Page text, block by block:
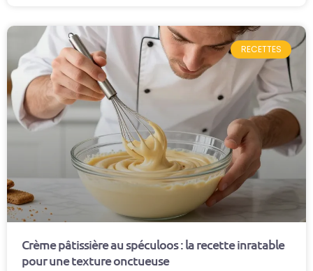
RECETTES
Crème pâtissière au spéculoos : la recette inratable
pour une texture onctueuse